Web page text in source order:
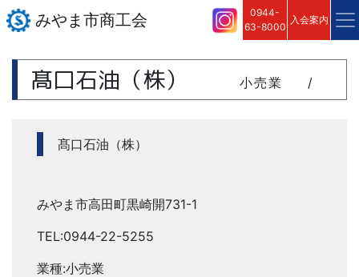
みやま市商工会
0944-
63-8000
入会案内
髙口石油（株） 小売業 /
髙口石油（株）
みやま市高田町黒崎開731-1
TEL:0944-22-5255
業種:小売業